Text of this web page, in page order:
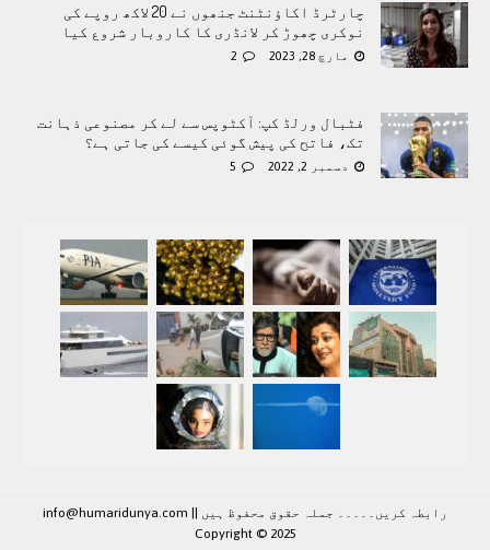
چارٹرڈ اکاؤنٹنٹ جنھوں نے 20 لاکھ روپے کی
نوکری چھوڑ کر لانڈری کا کاروبار شروع کیا
مارچ 28, 2023 2
فٹبال ورلڈ کپ: آکٹوپس سے لے کر مصنوعی ذہانت
تک، فاتح کی پیش گوئی کیسے کی جاتی ہے؟
دسمبر 2, 2022 5
رابطہ کريں۔۔۔۔۔ جملہ حقوق محفوظ ہيں | info@humaridunya.com
Copyright © 2025